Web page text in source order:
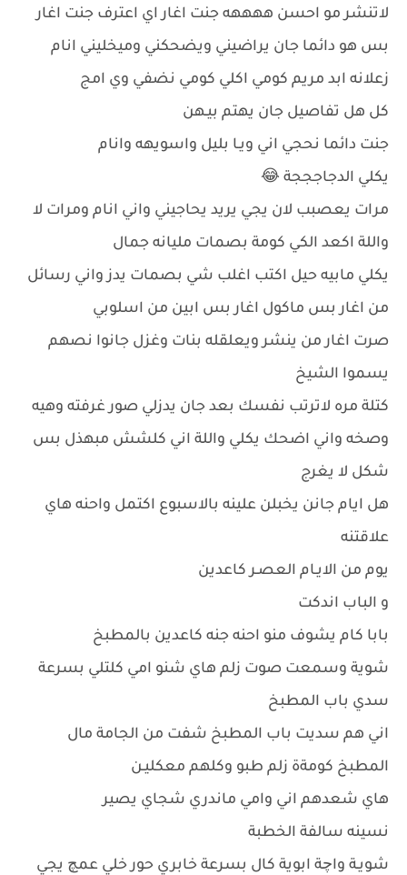
لاتنشر مو احسن ههههه جنت اغار اي اعترف جنت اغار
بس هو دائما جان يراضيني ويضحكني وميخليني انام
زعلانه ابد مريم كومي اكلي كومي نضفي وي امج
كل هل تفاصيل جان يهتم بيـهن
جنت دائما نحجي اني ويـا بليل واسويهه وانام
يكلي الدجاجججة 😂
مرات يعصبب لان يجي يريد يحاجيني واني انام ومرات لا
واللة اكعد الكي كومة بصمات مليانه جمال
يكلي مابيه حيل اكتب اغلب شي بصمات يدز واني رسائل
من اغار بس ماكول اغار بس ابين من اسلوبي
صرت اغار من ينشر ويعلقله بنات وغزل جانوا نصهم
يسموا الشيخ
كتلة مره لاترتب نفسك بعد جان يدزلي صور غرفته وهيه
وصخه واني اضحك يكلي واللة اني كلشش مبهذل بس
شكل لا يغرج
هل ايام جانن يخبلن علينه بالاسبوع اكتمل واحنه هاي
علاقتنه
يوم من الايـام العصـر كاعدين
و الباب اندكت
بابا كام يشوف منو احنه جنه كاعدين بالمطبخ
شوية وسمعت صوت زلم هاي شنو امي كلتلي بسرعة
سدي باب المطبخ
اني هم سديت باب المطبخ شفت من الجامة مال
المطبخ كومةة زلم طبو وكلهم معكليـن
هاي شعدهم اني وامي ماندري شجاي يصير
نسينه سالفة الخطبة
شويـة واچة ابوية كال بسرعة خابري حور خلي عمچ يجي